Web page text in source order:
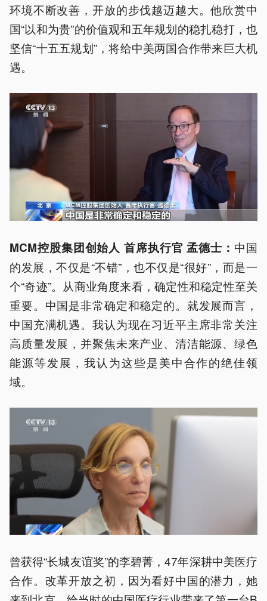
环境不断改善，开放的步伐越迈越大。他欣赏中
国“以和为贵”的价值观和五年规划的稳扎稳打，也
坚信“十五五规划”，将给中美两国合作带来巨大机
遇。
MCM控股集团创始人 首席执行官 孟德士： 中国
的发展，不仅是“不错”，也不仅是“很好”，而是一
个“奇迹”。从商业角度来看，确定性和稳定性至关
重要。中国是非常确定和稳定的。就发展而言，
中国充满机遇。我认为现在习近平主席非常关注
高质量发展，并聚焦未来产业、清洁能源、绿色
能源等发展，我认为这些是美中合作的绝佳领
域。
曾获得“长城友谊奖”的李碧菁，47年深耕中美医疗
合作。改革开放之初，因为看好中国的潜力，她